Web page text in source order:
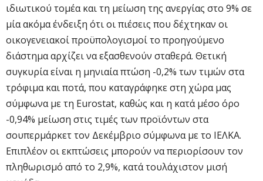
ιδιωτικού τομέα και τη μείωση της ανεργίας στο 9% σε
μία ακόμα ένδειξη ότι οι πιέσεις που δέχτηκαν οι
οικογενειακοί προϋπολογισμοί το προηγούμενο
διάστημα αρχίζει να εξασθενούν σταθερά. Θετική
συγκυρία είναι η μηνιαία πτώση -0,2% των τιμών στα
τρόφιμα και ποτά, που καταγράφηκε στη χώρα μας
σύμφωνα με τη Eurostat, καθώς και η κατά μέσο όρο
-0,94% μείωση στις τιμές των προϊόντων στα
σουπερμάρκετ τον Δεκέμβριο σύμφωνα με το ΙΕΛΚΑ.
Επιπλέον οι εκπτώσεις μπορούν να περιορίσουν τον
πληθωρισμό από το 2,9%, κατά τουλάχιστον μισή